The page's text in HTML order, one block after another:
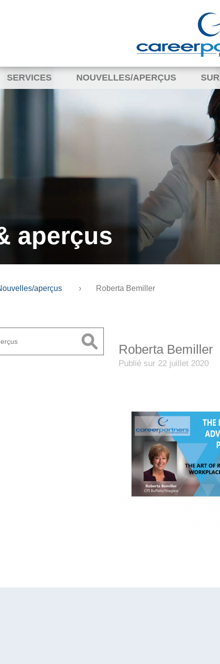
SERVICES NOUVELLES/APERÇUS SUR
aperçus
aperçus › Roberta Bemiller
Roberta Bemiller
Publié sur 22 juillet 2020